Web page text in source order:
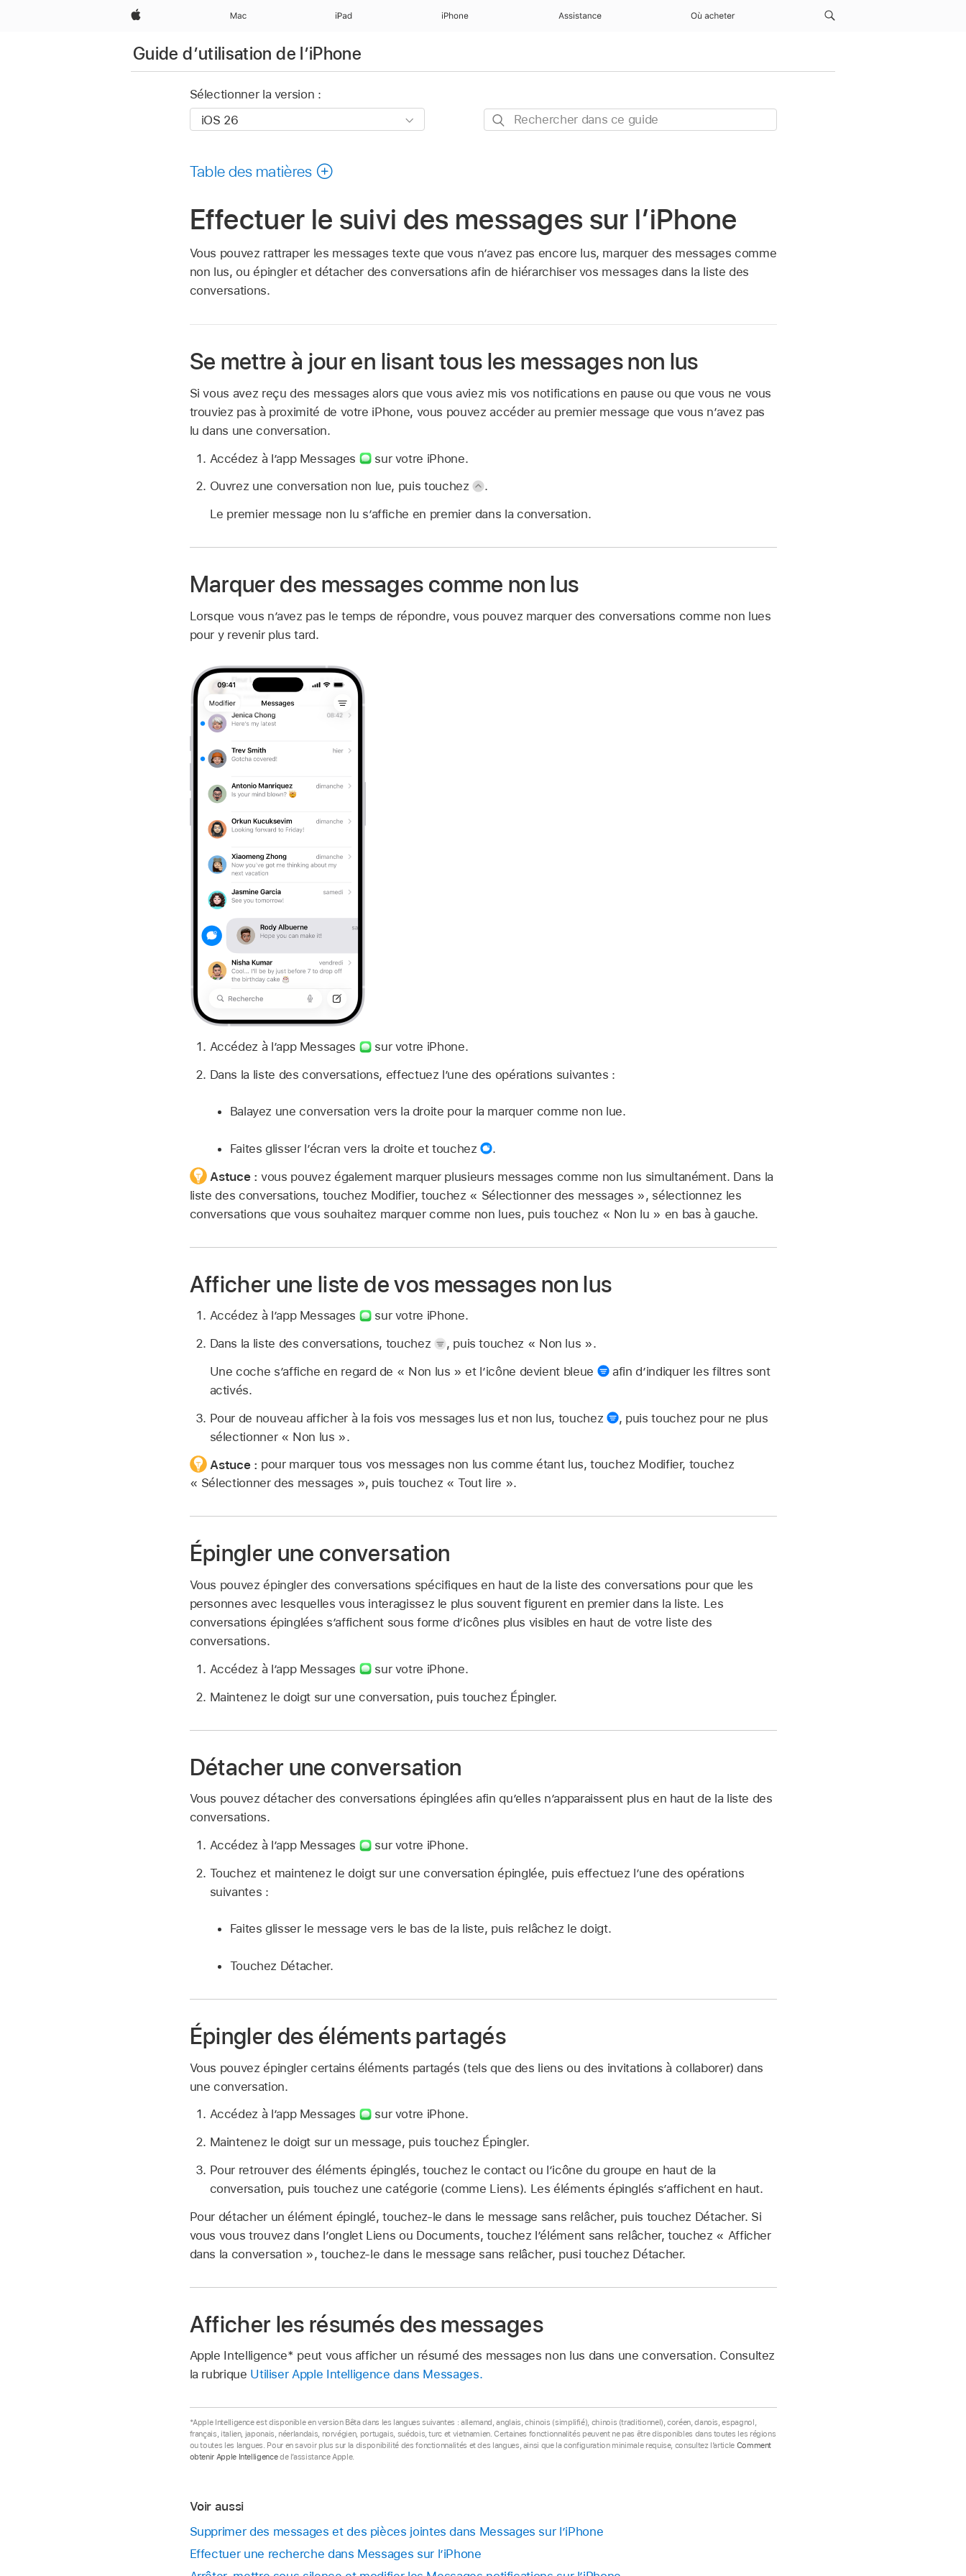
Apple Mac iPad iPhone Assistance Où acheter
Guide d’utilisation de l’iPhone
Sélectionner la version :
Rechercher
Table des matières
Effectuer le suivi des messages sur l’iPhone
Vous pouvez rattraper les messages texte que vous n’avez pas encore lus, marquer des messages comme
non lus, ou épingler et détacher des conversations afin de hiérarchiser vos messages dans la liste des
conversations.
Se mettre à jour en lisant tous les messages non lus
Si vous avez reçu des messages alors que vous aviez mis vos notifications en pause ou que vous ne vous
trouviez pas à proximité de votre iPhone, vous pouvez accéder au premier message que vous n’avez pas
lu dans une conversation.
Accédez à l’app Messages
sur votre iPhone.
Ouvrez une conversation non lue, puis touchez
.
Le premier message non lu s’affiche en premier dans la conversation.
Marquer des messages comme non lus
Lorsque vous n’avez pas le temps de répondre, vous pouvez marquer des conversations comme non lues
pour y revenir plus tard.
Accédez à l’app Messages
sur votre iPhone.
Dans la liste des conversations, effectuez l’une des opérations suivantes :
Balayez une conversation vers la droite pour la marquer comme non lue.
Faites glisser l’écran vers la droite et touchez
.
Astuce :vous pouvez également marquer plusieurs messages comme non lus simultanément. Dans la
liste des conversations, touchez Modifier, touchez « Sélectionner des messages », sélectionnez les
conversations que vous souhaitez marquer comme non lues, puis touchez « Non lu » en bas à gauche.
Afficher une liste de vos messages non lus
Accédez à l’app Messages
sur votre iPhone.
Dans la liste des conversations, touchez
, puis touchez « Non lus ».
Une coche s’affiche en regard de « Non lus » et l’icône devient bleue
afin d’indiquer les filtres sont
activés.
Pour de nouveau afficher à la fois vos messages lus et non lus, touchez
, puis touchez pour ne plus
sélectionner « Non lus ».
Astuce : pour marquer tous vos messages non lus comme étant lus, touchez Modifier, touchez
« Sélectionner des messages », puis touchez « Tout lire ».
Épingler une conversation
Vous pouvez épingler des conversations spécifiques en haut de la liste des conversations pour que les
personnes avec lesquelles vous interagissez le plus souvent figurent en premier dans la liste. Les
conversations épinglées s’affichent sous forme d’icônes plus visibles en haut de votre liste des
conversations.
Accédez à l’app Messages
sur votre iPhone.
Maintenez le doigt sur une conversation, puis touchez Épingler.
Détacher une conversation
Vous pouvez détacher des conversations épinglées afin qu’elles n’apparaissent plus en haut de la liste des
conversations.
Accédez à l’app Messages
sur votre iPhone.
Touchez et maintenez le doigt sur une conversation épinglée, puis effectuez l’une des opérations
suivantes :
Faites glisser le message vers le bas de la liste, puis relâchez le doigt.
Touchez Détacher.
Épingler des éléments partagés
Vous pouvez épingler certains éléments partagés (tels que des liens ou des invitations à collaborer) dans
une conversation.
Accédez à l’app Messages
sur votre iPhone.
Maintenez le doigt sur un message, puis touchez Épingler.
Pour retrouver des éléments épinglés, touchez le contact ou l’icône du groupe en haut de la
conversation, puis touchez une catégorie (comme Liens). Les éléments épinglés s’affichent en haut.
Pour détacher un élément épinglé, touchez-le dans le message sans relâcher, puis touchez Détacher. Si
vous vous trouvez dans l’onglet Liens ou Documents, touchez l’élément sans relâcher, touchez « Afficher
dans la conversation », touchez-le dans le message sans relâcher, pusi touchez Détacher.
Afficher les résumés des messages
Apple Intelligence* peut vous afficher un résumé des messages non lus dans une conversation. Consultez
la rubrique Utiliser Apple Intelligence dans Messages.
*Apple Intelligence est disponible en version Bêta dans les langues suivantes : allemand, anglais, chinois (simplifié), chinois (traditionnel), coréen, danois, espagnol,
français, italien, japonais, néerlandais, norvégien, portugais, suédois, turc et vietnamien. Certaines fonctionnalités peuvent ne pas être disponibles dans toutes les régions
ou toutes les langues. Pour en savoir plus sur la disponibilité des fonctionnalités et des langues, ainsi que la configuration minimale requise, consultez l’article Comment
obtenir Apple Intelligencede l’assistance Apple.
Voir aussi
Supprimer des messages et des pièces jointes dans Messages sur l’iPhone
Effectuer une recherche dans Messages sur l’iPhone